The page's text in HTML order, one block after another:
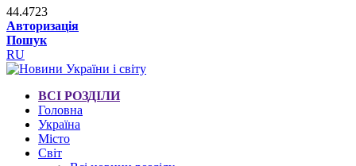
44.4723
Авторизація
Пошук
RU
ВСІ РОЗДІЛИ
Головна
Україна
Місто
Світ